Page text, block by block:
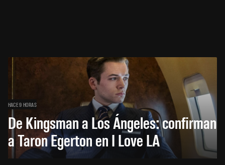
HACE 9 HORAS
De Kingsman a Los Ángeles: confirman
a Taron Egerton en I Love LA